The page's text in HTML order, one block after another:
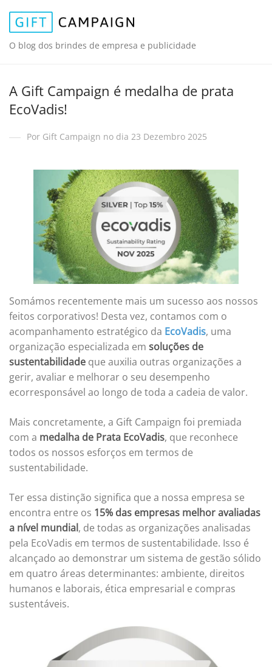
O blog dos brindes de empresa e publicidade
A Gift Campaign é medalha de prata
EcoVadis!
Por Gift Campaign no dia 23 Dezembro 2025
Somámos recentemente mais um sucesso aos nossos
feitos corporativos! Desta vez, contamos com o
acompanhamento estratégico da EcoVadis, uma
organização especializada em soluções de
sustentabilidade que auxilia outras organizações a
gerir, avaliar e melhorar o seu desempenho
ecorresponsável ao longo de toda a cadeia de valor.
Mais concretamente, a Gift Campaign foi premiada
com a medalha de Prata EcoVadis, que reconhece
todos os nossos esforços em termos de
sustentabilidade.
Ter essa distinção significa que a nossa empresa se
encontra entre os 15% das empresas melhor avaliadas
a nível mundial, de todas as organizações analisadas
pela EcoVadis em termos de sustentabilidade. Isso é
alcançado ao demonstrar um sistema de gestão sólido
em quatro áreas determinantes: ambiente, direitos
humanos e laborais, ética empresarial e compras
sustentáveis.